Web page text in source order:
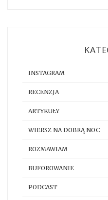
INSTAGRAM
RECENZJA
ARTYKUŁY
WIERSZ NA DOBRĄ NOC
ROZMAWIAM
BUFOROWANIE
PODCAST